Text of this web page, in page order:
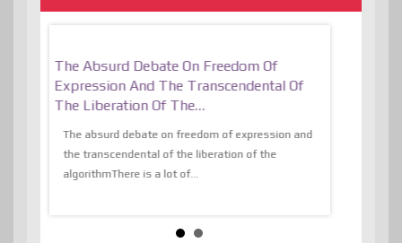
The Absurd Debate On Freedom Of
Expression And The Transcendental Of
The Liberation Of The…
The absurd debate on freedom of expression and
the transcendental of the liberation of the
algorithmThere is a lot of...